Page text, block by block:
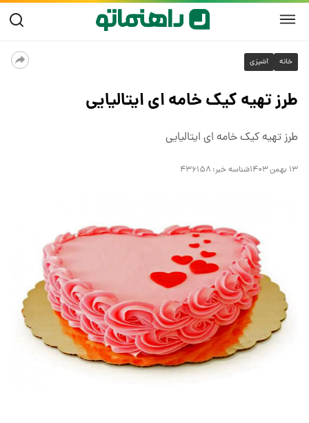
خانه آشپزی
طرز تهیه کیک خامه ای ایتالیایی
طرز تهیه کیک خامه ای ایتالیایی
۱۳ بهمن ۱۴۰۳ شناسه خبر: ۴۳۶۱۵۸